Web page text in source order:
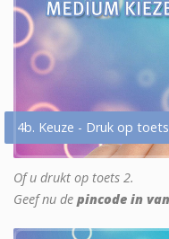
4b. Keuze - Druk op
Of u drukt op toets 2.
Geef nu de pincode in